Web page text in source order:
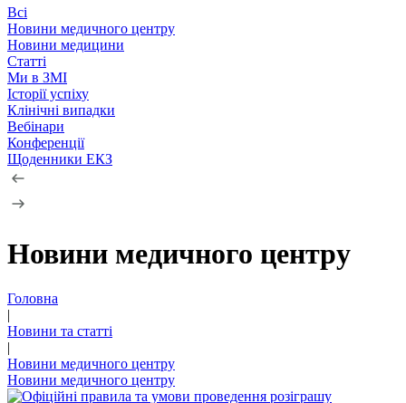
Всі
Новини медичного центру
Новини медицини
Статті
Ми в ЗМІ
Історії успіху
Клінічні випадки
Вебінари
Конференції
Щоденники ЕКЗ
Новини медичного центру
Головна
|
Новини та статті
|
Новини медичного центру
Новини медичного центру